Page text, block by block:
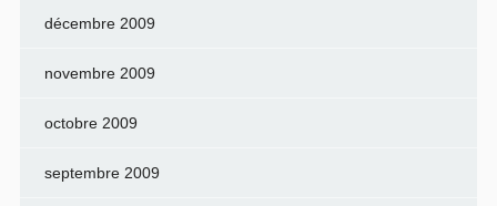
décembre 2009
novembre 2009
octobre 2009
septembre 2009